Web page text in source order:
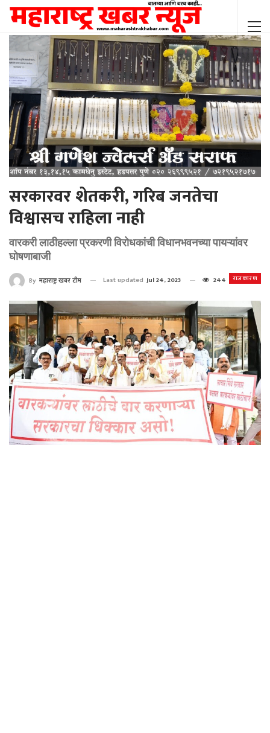
सरकारवर शेतकरी, गरिब जनतेचा
विश्वासच राहिला नाही
वारकरी लाठीहल्ला प्रकरणी विरोधकांची विधानभवनच्या पायऱ्यांवर
घोषणाबाजी
राजकारण
By महाराष्ट्र खबर टीम Last updated Jul 24, 2023 244